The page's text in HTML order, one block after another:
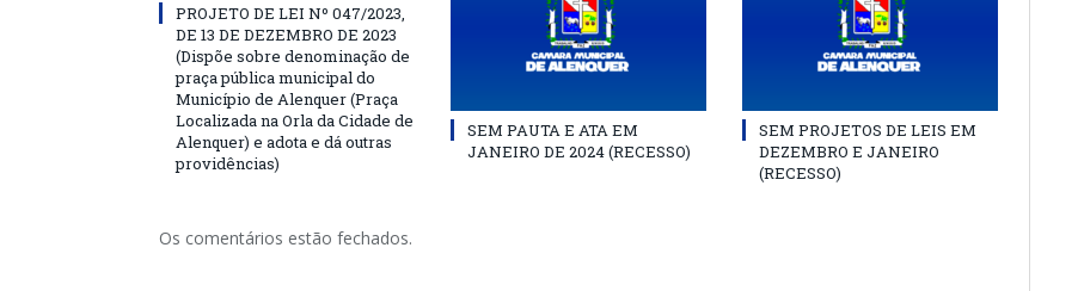
PROJETO DE LEI Nº 047/2023,
DE 13 DE DEZEMBRO DE 2023
(Dispõe sobre denominação de
praça pública municipal do
Município de Alenquer (Praça
Localizada na Orla da Cidade de
Alenquer) e adota e dá outras
providências)
SEM PAUTA E ATA EM
JANEIRO DE 2024 (RECESSO)
SEM PROJETOS DE LEIS EM
DEZEMBRO E JANEIRO
(RECESSO)
Os comentários estão fechados.